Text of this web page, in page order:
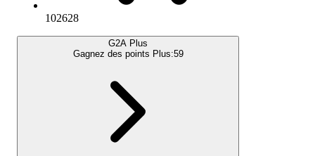
102628
G2A Plus
Gagnez des points Plus:59